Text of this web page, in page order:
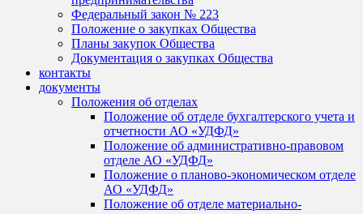
Федеральный закон № 223
Положение о закупках Общества
Планы закупок Общества
Документация о закупках Общества
контакты
документы
Положения об отделах
Положение об отделе бухгалтерского учета и
отчетности АО «УДФД»
Положение об административно-правовом
отделе АО «УДФД»
Положение о планово-экономическом отделе
АО «УДФД»
Положение об отделе материально-